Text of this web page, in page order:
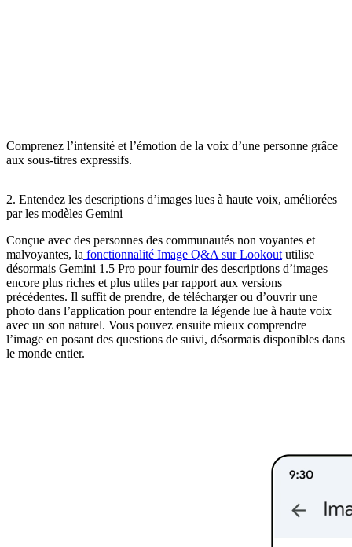
Comprenez l’intensité et l’émotion de la voix d’une personne grâce
aux sous-titres expressifs.
2. Entendez les descriptions d’images lues à haute voix, améliorées
par les modèles Gemini
Conçue avec des personnes des communautés non voyantes et
malvoyantes, la fonctionnalité Image Q&A sur Lookout utilise
désormais Gemini 1.5 Pro pour fournir des descriptions d’images
encore plus riches et plus utiles par rapport aux versions
précédentes. Il suffit de prendre, de télécharger ou d’ouvrir une
photo dans l’application pour entendre la légende lue à haute voix
avec un son naturel. Vous pouvez ensuite mieux comprendre
l’image en posant des questions de suivi, désormais disponibles dans
le monde entier.